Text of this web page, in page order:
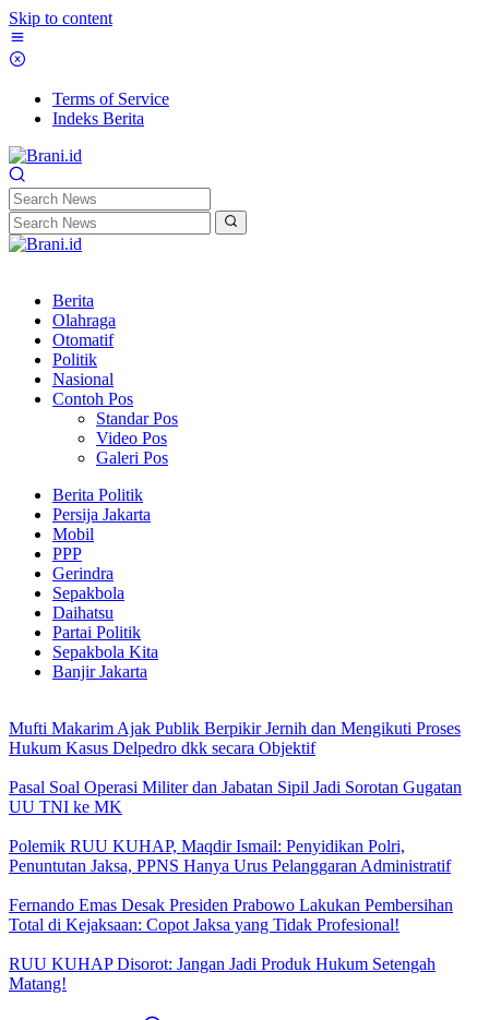
Skip to content
Terms of Service
Indeks Berita
Berita
Olahraga
Otomatif
Politik
Nasional
Contoh Pos
Standar Pos
Video Pos
Galeri Pos
Berita Politik
Persija Jakarta
Mobil
PPP
Gerindra
Sepakbola
Daihatsu
Partai Politik
Sepakbola Kita
Banjir Jakarta
Mufti Makarim Ajak Publik Berpikir Jernih dan Mengikuti Proses
Hukum Kasus Delpedro dkk secara Objektif
Pasal Soal Operasi Militer dan Jabatan Sipil Jadi Sorotan Gugatan
UU TNI ke MK
Polemik RUU KUHAP, Maqdir Ismail: Penyidikan Polri,
Penuntutan Jaksa, PPNS Hanya Urus Pelanggaran Administratif
Fernando Emas Desak Presiden Prabowo Lakukan Pembersihan
Total di Kejaksaan: Copot Jaksa yang Tidak Profesional!
RUU KUHAP Disorot: Jangan Jadi Produk Hukum Setengah
Matang!